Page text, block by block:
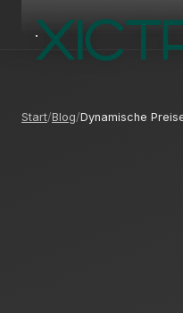
Start Blog Dynamische